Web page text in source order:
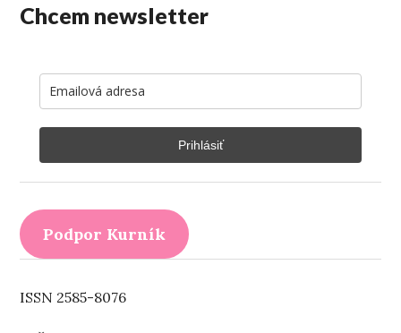
Chcem newsletter
Prihlásiť
Podpor Kurník
ISSN 2585-8076